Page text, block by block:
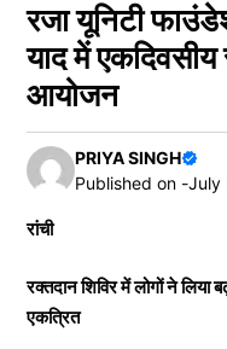
रजा यूनिटी
याद में एकदिवसीय
आयोजन
PRIYA SINGH
Published on -July
रांची
रक्तदान शिविर में लोगों ने
एकत्रित